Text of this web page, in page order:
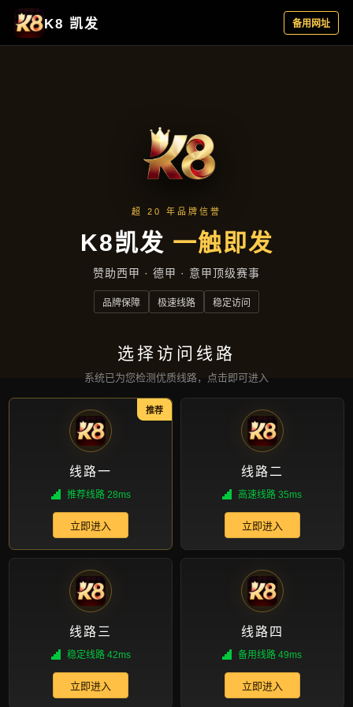
产品总览
首页 产品总览